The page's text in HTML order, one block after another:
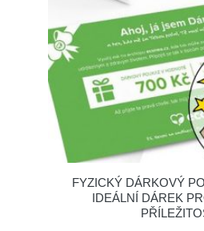
FYZICKÝ DÁRKOVÝ
IDEÁLNÍ DÁREK